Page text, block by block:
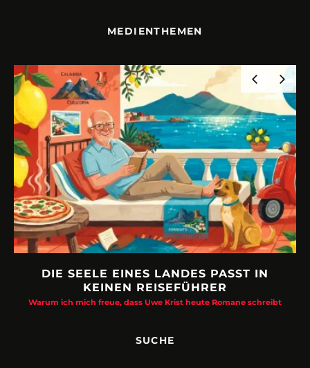
MEDIENTHEMEN
DIE SEELE EINES LANDES PASST IN
KEINEN REISEFÜHRER
Warum ich mich freue, dass Uwe Krist heute Romane schreibt
SUCHE